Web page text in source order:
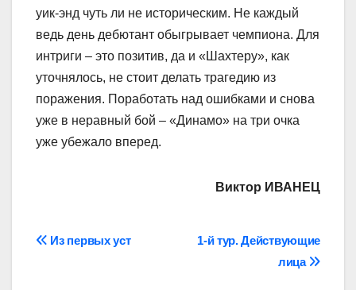
уик-энд чуть ли не историческим. Не каждый
ведь день дебютант обыгрывает чемпиона. Для
интриги – это позитив, да и «Шахтеру», как
уточнялось, не стоит делать трагедию из
поражения. Поработать над ошибками и снова
уже в неравный бой – «Динамо» на три очка
уже убежало вперед.
Виктор ИВАНЕЦ
Навігація
1-й тур. Действующие
лица
Из первых уст